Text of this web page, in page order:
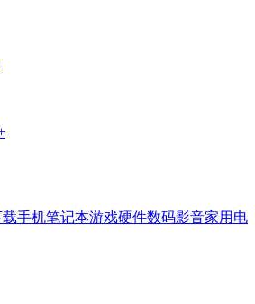
手机笔记本游戏硬件数码影音家用电